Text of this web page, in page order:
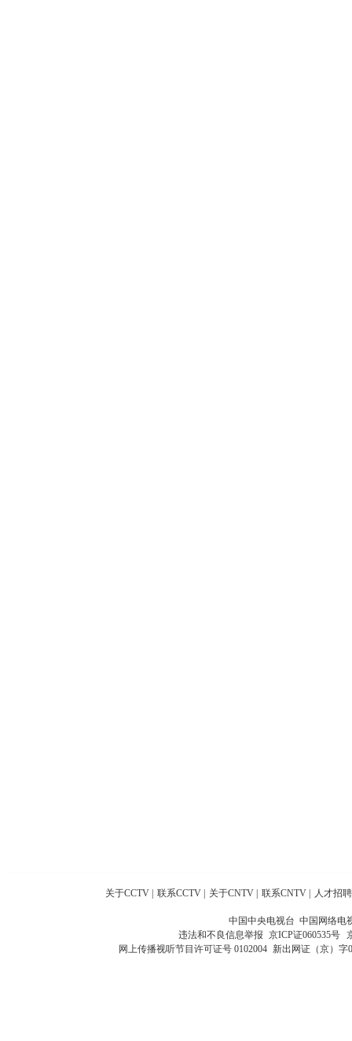
关于CCTV 联系CCTV 关于CNTV 联系CNTV 人才招聘
中国中央电视台 中国网络电
违法和不良信息举报 京ICP证060535号
网上传播视听节目许可证号 0102004 新出网证（京）